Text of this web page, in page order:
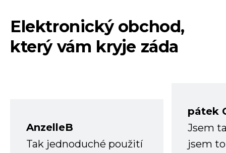
Elektronický obchod,
který vám kryje záda
AnzelleB
Tak jednoduché použití
pátek
Jsem
jsem